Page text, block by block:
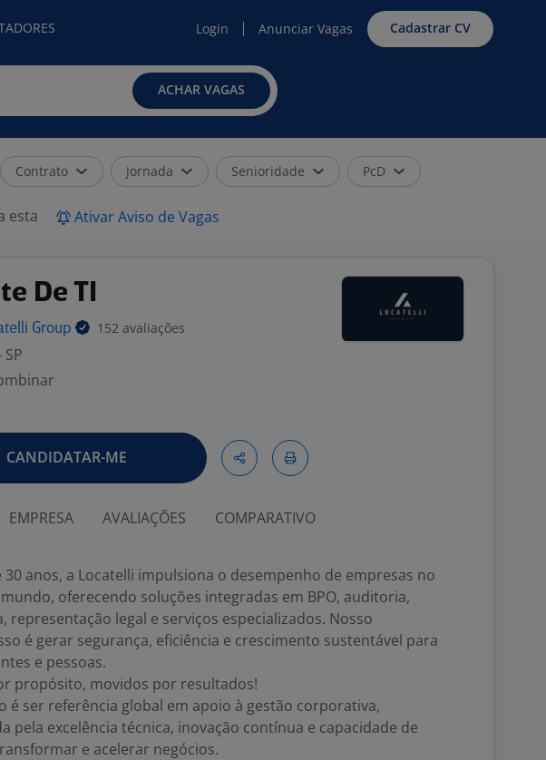
Login Anunciar Vagas Cadastrar CV
ACHAR VAGAS
Contrato Jornada Senioridade PcD
esta Ativar Aviso de Vagas
De TI
Group 152 avaliações
CANDIDATAR-ME
EMPRESA AVALIAÇÕES COMPARATIVO
30 anos, a Locatelli impulsiona o desempenho de empresas no
oferecendo soluções integradas em BPO, auditoria,
representação legal e serviços especializados. Nosso
é gerar segurança, eficiência e crescimento sustentável para
e pessoas.
propósito, movidos por resultados!
é ser referência global em apoio à gestão corporativa,
pela excelência técnica, inovação contínua e capacidade de
e acelerar negócios.